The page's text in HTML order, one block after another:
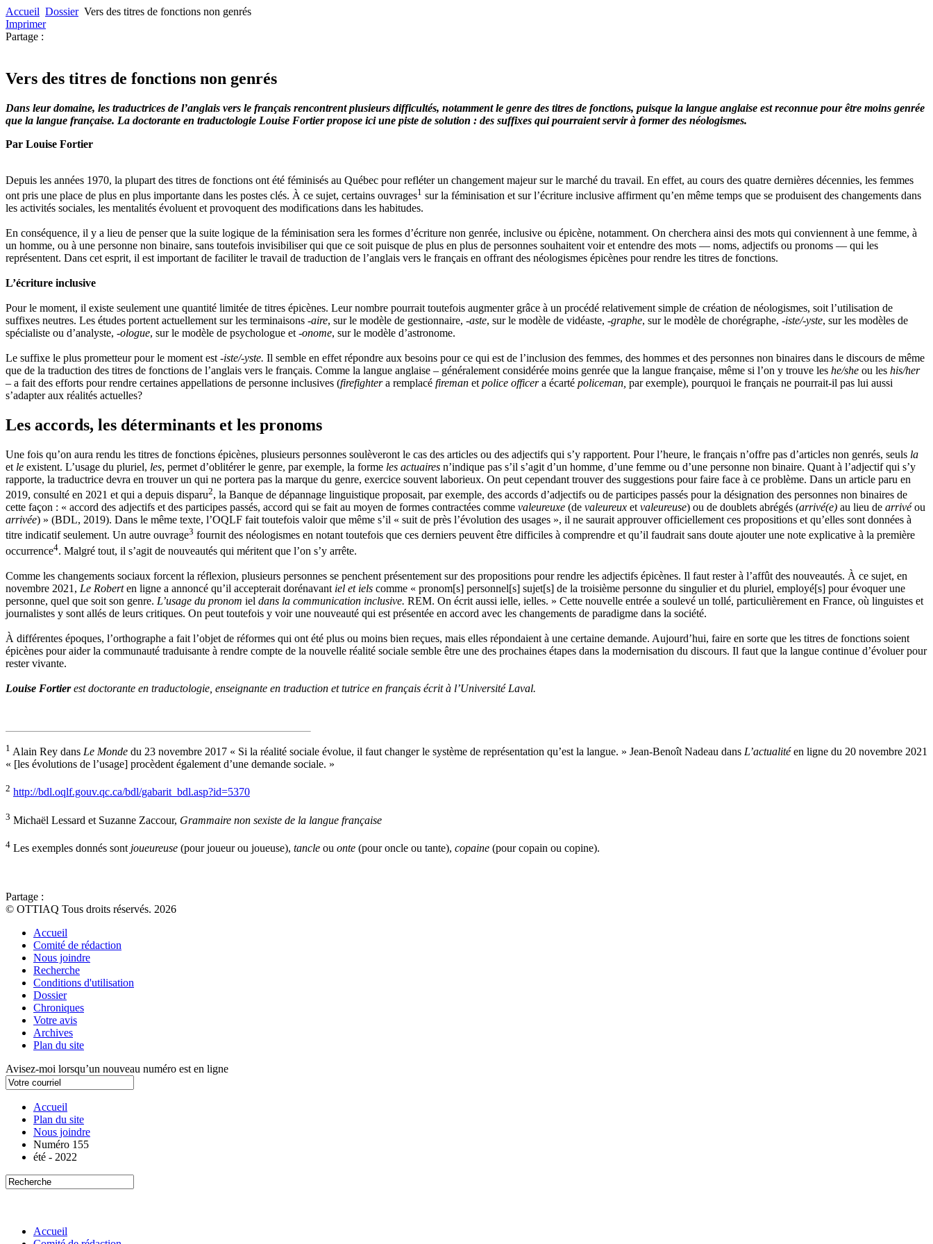
Accueil Dossier Vers des titres de fonctions non genrés
Imprimer
Partage :
Vers des titres de fonctions non genrés
Dans leur domaine, les traductrices de l’anglais vers le français rencontrent plusieurs difficultés, notamment le genre des titres de fonctions, puisque la langue anglaise est reconnue pour être moins genrée
que la langue française. La doctorante en traductologie Louise Fortier propose ici une piste de solution : des suffixes qui pourraient servir à former des néologismes.
Par Louise Fortier
Depuis les années 1970, la plupart des titres de fonctions ont été féminisés au Québec pour refléter un changement majeur sur le marché du travail. En effet, au cours des quatre dernières décennies, les femmes
ont pris une place de plus en plus importante dans les postes clés. À ce sujet, certains ouvrages1 sur la féminisation et sur l’écriture inclusive affirment qu’en même temps que se produisent des changements dans
les activités sociales, les mentalités évoluent et provoquent des modifications dans les habitudes.
En conséquence, il y a lieu de penser que la suite logique de la féminisation sera les formes d’écriture non genrée, inclusive ou épicène, notamment. On cherchera ainsi des mots qui conviennent à une femme, à
un homme, ou à une personne non binaire, sans toutefois invisibiliser qui que ce soit puisque de plus en plus de personnes souhaitent voir et entendre des mots — noms, adjectifs ou pronoms — qui les
représentent. Dans cet esprit, il est important de faciliter le travail de traduction de l’anglais vers le français en offrant des néologismes épicènes pour rendre les titres de fonctions.
L’écriture inclusive
Pour le moment, il existe seulement une quantité limitée de titres épicènes. Leur nombre pourrait toutefois augmenter grâce à un procédé relativement simple de création de néologismes, soit l’utilisation de
suffixes neutres. Les études portent actuellement sur les terminaisons ‑aire, sur le modèle de gestionnaire, ‑aste, sur le modèle de vidéaste, ‑graphe, sur le modèle de chorégraphe, ‑iste/‑yste, sur les modèles de
spécialiste ou d’analyste, ‑ologue, sur le modèle de psychologue et ‑onome, sur le modèle d’astronome.
Le suffixe le plus prometteur pour le moment est ‑iste/‑yste. Il semble en effet répondre aux besoins pour ce qui est de l’inclusion des femmes, des hommes et des personnes non binaires dans le discours de même
que de la traduction des titres de fonctions de l’anglais vers le français. Comme la langue anglaise – généralement considérée moins genrée que la langue française, même si l’on y trouve les he/she ou les his/her
– a fait des efforts pour rendre certaines appellations de personne inclusives (firefightera remplacé fireman et police officera écarté policeman, par exemple), pourquoi le français ne pourrait-il pas lui aussi
s’adapter aux réalités actuelles?
Les accords, les déterminants et les pronoms
Une fois qu’on aura rendu les titres de fonctions épicènes, plusieurs personnes soulèveront le cas des articles ou des adjectifs qui s’y rapportent. Pour l’heure, le français n’offre pas d’articles non genrés, seuls la
et le existent. L’usage du pluriel, les, permet d’oblitérer le genre, par exemple, la forme les actuaires n’indique pas s’il s’agit d’un homme, d’une femme ou d’une personne non binaire. Quant à l’adjectif qui s’y
rapporte, la traductrice devra en trouver un qui ne portera pas la marque du genre, exercice souvent laborieux. On peut cependant trouver des suggestions pour faire face à ce problème. Dans un article paru en
2019, consulté en 2021 et qui a depuis disparu2, la Banque de dépannage linguistique proposait, par exemple, des accords d’adjectifs ou de participes passés pour la désignation des personnes non binaires de
cette façon : « accord des adjectifs et des participes passés, accord qui se fait au moyen de formes contractées comme valeureuxe (de valeureux et valeureuse) ou de doublets abrégés (arrivé(e) au lieu de arrivéou
arrivée) » (BDL, 2019). Dans le même texte, l’OQLF fait toutefois valoir que même s’il « suit de près l’évolution des usages », il ne saurait approuver officiellement ces propositions et qu’elles sont données à
titre indicatif seulement. Un autre ouvrage3 fournit des néologismes en notant toutefois que ces derniers peuvent être difficiles à comprendre et qu’il faudrait sans doute ajouter une note explicative à la première
occurrence4. Malgré tout, il s’agit de nouveautés qui méritent que l’on s’y arrête.
Comme les changements sociaux forcent la réflexion, plusieurs personnes se penchent présentement sur des propositions pour rendre les adjectifs épicènes. Il faut rester à l’affût des nouveautés. À ce sujet, en
novembre 2021, Le Roberten ligne a annoncé qu’il accepterait dorénavant iel et iels comme « pronom[s] personnel[s] sujet[s] de la troisième personne du singulier et du pluriel, employé[s] pour évoquer une
personne, quel que soit son genre. L’usage du pronom iel dans la communication inclusive. REM. On écrit aussi ielle, ielles. » Cette nouvelle entrée a soulevé un tollé, particulièrement en France, où linguistes et
journalistes y sont allés de leurs critiques. On peut toutefois y voir une nouveauté qui est présentée en accord avec les changements de paradigme dans la société.
À différentes époques, l’orthographe a fait l’objet de réformes qui ont été plus ou moins bien reçues, mais elles répondaient à une certaine demande. Aujourd’hui, faire en sorte que les titres de fonctions soient
épicènes pour aider la communauté traduisante à rendre compte de la nouvelle réalité sociale semble être une des prochaines étapes dans la modernisation du discours. Il faut que la langue continue d’évoluer pour
rester vivante.
Louise Fortierest doctorante en traductologie, enseignante en traduction et tutrice en français écrit à l’Université Laval.
1 Alain Rey dans Le Monde du 23 novembre 2017 « Si la réalité sociale évolue, il faut changer le système de représentation qu’est la langue. » Jean-Benoît Nadeau dans L’actualitéen ligne du 20 novembre 2021
« [les évolutions de l’usage] procèdent également d’une demande sociale. »
2 http://bdl.oqlf.gouv.qc.ca/bdl/gabarit_bdl.asp?id=5370
3 Michaël Lessard et Suzanne Zaccour, Grammaire non sexiste de la langue française
4 Les exemples donnés sont joueureuse (pour joueur ou joueuse), tancle ou onte (pour oncle ou tante), copaine (pour copain ou copine).
Partage :
© OTTIAQ Tous droits réservés. 2026
Accueil
Comité de rédaction
Nous joindre
Recherche
Conditions d'utilisation
Dossier
Chroniques
Votre avis
Archives
Plan du site
Avisez-moi lorsqu’un nouveau numéro est en ligne
Accueil
Plan du site
Nous joindre
Numéro 155
été - 2022
Accueil